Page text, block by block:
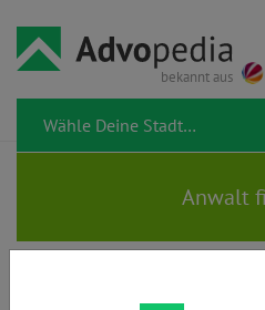
bekannt aus